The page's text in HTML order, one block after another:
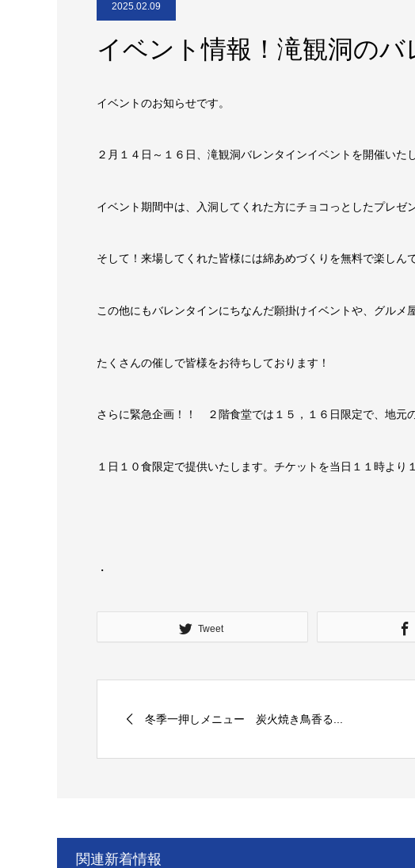
2025.02.09
イベント情報！滝観洞のバ
イベントのお知らせです。
２月１４日～１６日、滝観洞バレンタインイベントを開催いた
イベント期間中は、入洞してくれた方にチョコっとしたプレゼ
そして！来場してくれた皆様には綿あめづくりを無料で楽しん
この他にもバレンタインにちなんだ願掛けイベントや、グルメ
たくさんの催しで皆様をお待ちしております！
さらに緊急企画！！ ２階食堂では１５，１６日限定で、地元
１日１０食限定で提供いたします。チケットを当日１１時より
・
Tweet
冬季一押しメニュー 炭火焼き鳥香る...
関連新着情報